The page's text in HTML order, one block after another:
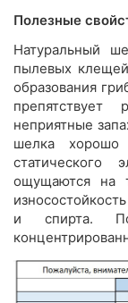
Полезные
Натуральный
пылевых
образования
препятствует
неприятные
шелка хорошо
статического
ощущаются на
и спирта.